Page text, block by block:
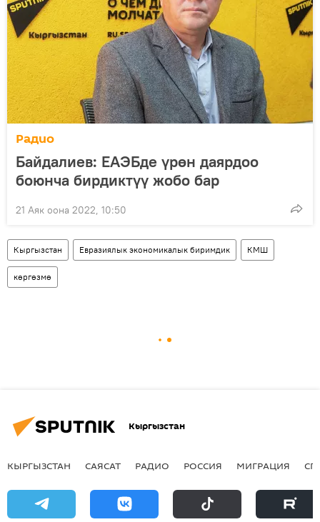
Радио
Байдалиев: ЕАЭБде үрөн даярдоо
боюнча бирдиктүү жобо бар
21 Аяк оона 2022, 10:50
Кыргызстан Евразиялык экономикалык биримдик КМШ
көргөзмө
Кыргызстан
КЫРГЫЗСТАН САЯСАТ РАДИО РОССИЯ МИГРАЦИЯ